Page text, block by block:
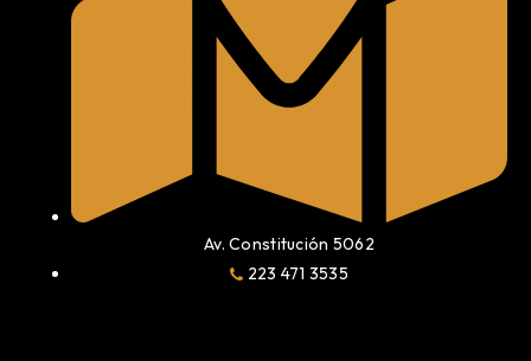
Av. Constitución 5062
223 471 3535